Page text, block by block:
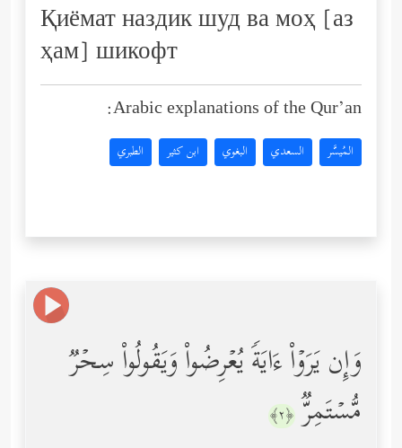
Қиёмат наздик шуд ва моҳ [аз
ҳам] шикофт
Arabic explanations of the Qur’an:
المُيسَّر السعدي البغوي ابن كثير الطبري
وَإِن یَرَوۡاْ ءَایَةࣰ یُعۡرِضُواْ وَیَقُولُواْ سِحۡرࣱ
مُّسۡتَمِرࣱّ ﴿٢﴾